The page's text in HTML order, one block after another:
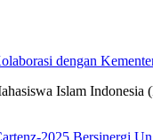
dengan
Islam